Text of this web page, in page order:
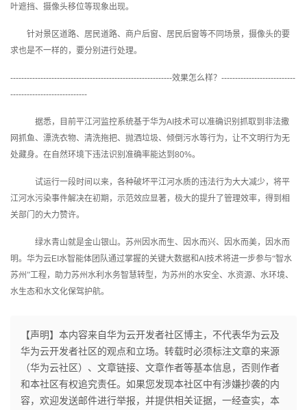
叶遮挡、摄像头移位等现象出现。
针对景区道路、居民道路、商户后窗、居民后窗等不同场景，摄像头的要
求也是不一样的，要分别进行处理。
-----------------------------------------------------------效果怎么样？ ---------------------------
----------------------------
据悉，目前平江河监控系统基于华为AI 技术可以准确识别抓取到非法撒
网抓鱼、漂洗衣物、清洗拖把、抛洒垃圾、倾倒污水等行为，让不文明行为无
处藏身。在自然环境下违法识别准确率能达到 80%。
试运行一段时间以来，各种破坏平江河水质的违法行为大大减少，将平
江河水污染事件解决在初期，示范效应显著，极大的提升了管理效率，得到相
关部门的大力赞许。
绿水青山就是金山银山。苏州因水而生、因水而兴、因水而美，因水而
明。华为云EI 水智能体团队通过掌握的关键大数据和AI 技术将进一步参与“智水
苏州”工程，助力苏州水利水务智慧转型，为苏州的水安全、水资源、水环境、
水生态和水文化保驾护航。
【声明】本内容来自华为云开发者社区博主，不代表华为云及
华为云开发者社区的观点和立场。转载时必须标注文章的来源
（华为云社区）、文章链接、文章作者等基本信息，否则作者
和本社区有权追究责任。如果您发现本社区中有涉嫌抄袭的内
容，欢迎发送邮件进行举报，并提供相关证据，一经查实，本